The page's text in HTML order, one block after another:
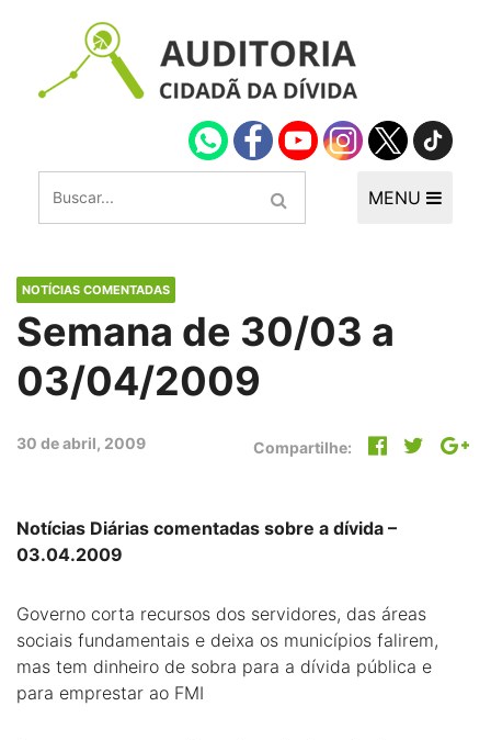
MENU
NOTÍCIAS COMENTADAS
Semana de 30/03 a
03/04/2009
30 de abril, 2009 Compartilhe:
Notícias Diárias comentadas sobre a dívida –
03.04.2009
Governo corta recursos dos servidores, das áreas
sociais fundamentais e deixa os municípios falirem,
mas tem dinheiro de sobra para a dívida pública e
para emprestar ao FMI